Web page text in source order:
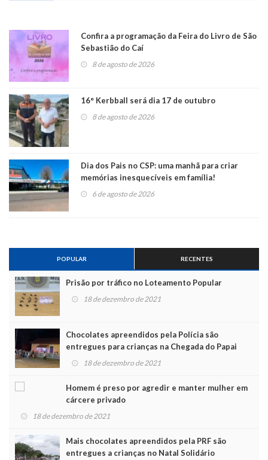
Confira a programação da Feira do Livro de São
Sebastião do Caí
8 de agosto de 2026
16° Kerbball será dia 17 de outubro
8 de agosto de 2026
Dia dos Pais no CSP: uma manhã para criar
memórias inesquecíveis em família!
6 de agosto de 2026
POPULAR RECENTES
Prisão por tráfico no Loteamento Popular
18 de dezembro de 2021
Chocolates apreendidos pela Polícia são
entregues para crianças na Chegada do Papai
Noel
18 de dezembro de 2021
Homem é preso por agredir e manter mulher em
cárcere privado
18 de dezembro de 2021
Mais chocolates apreendidos pela PRF são
entregues a crianças no Natal Solidário